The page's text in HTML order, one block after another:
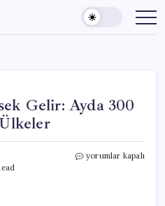
Gelir: Ayda 300
Sıfır
yorumlar kapalı